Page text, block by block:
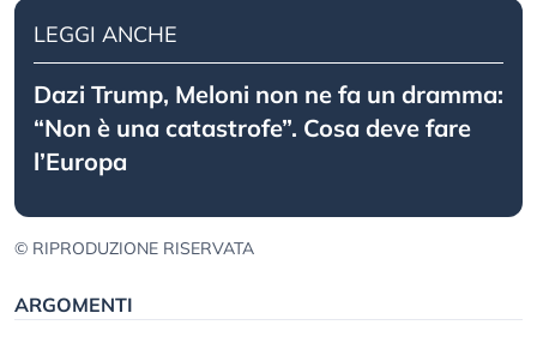
LEGGI ANCHE
Dazi Trump, Meloni non ne fa un dramma:
“Non è una catastrofe”. Cosa deve fare
l’Europa
© RIPRODUZIONE RISERVATA
ARGOMENTI